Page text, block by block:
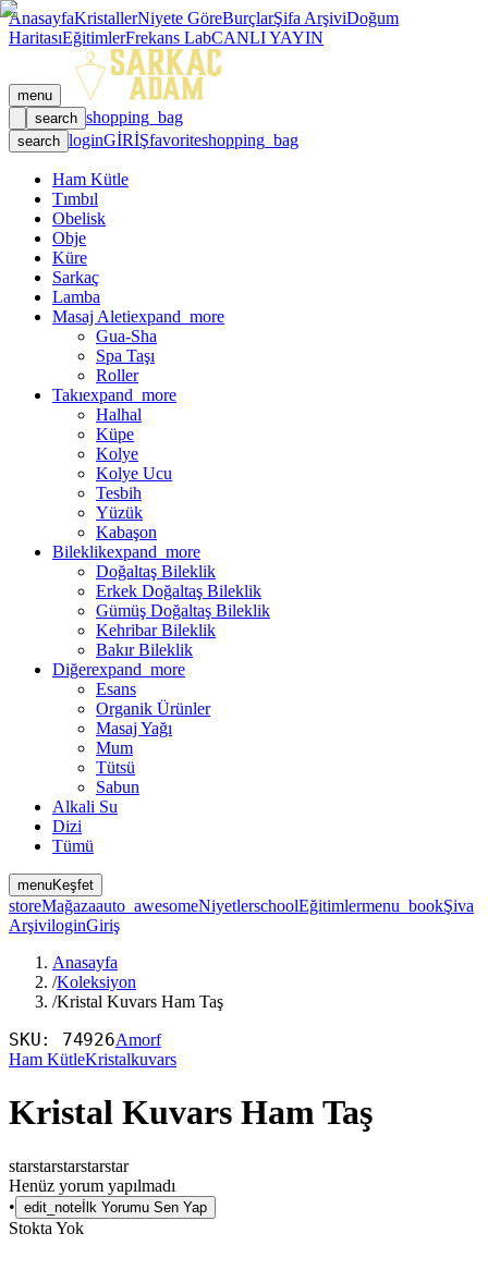
AnasayfaKristallerNiyete GöreBurçlarŞifa ArşiviDoğum
HaritasıEğitimlerFrekans LabCANLI YAYIN
menu
search shopping_bag
search loginGİRİŞfavoriteshopping_bag
Ham Kütle
Tımbıl
Obelisk
Obje
Küre
Sarkaç
Lamba
Masaj Aletiexpand_more
Gua-Sha
Spa Taşı
Roller
Takıexpand_more
Halhal
Küpe
Kolye
Kolye Ucu
Tesbih
Yüzük
Kabaşon
Bileklikexpand_more
Doğaltaş Bileklik
Erkek Doğaltaş Bileklik
Gümüş Doğaltaş Bileklik
Kehribar Bileklik
Bakır Bileklik
Diğerexpand_more
Esans
Organik Ürünler
Masaj Yağı
Mum
Tütsü
Sabun
Alkali Su
Dizi
Tümü
menuKeşfet
storeMağazaauto_awesomeNiyetlerschoolEğitimlermenu_bookŞiva
ArşiviloginGiriş
Anasayfa
/Koleksiyon
/Kristal Kuvars Ham Taş
SKU: 74926Amorf
Ham KütleKristalkuvars
Kristal Kuvars Ham Taş
starstarstarstarstar
Henüz yorum yapılmadı
• edit_note İlk Yorumu Sen Yap
Stokta Yok